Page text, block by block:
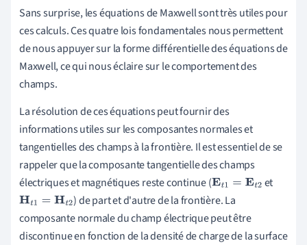
Sans surprise, les équations de Maxwell sont très utiles pour
ces calculs. Ces quatre lois fondamentales nous permettent
de nous appuyer sur la forme différentielle des équations de
Maxwell, ce qui nous éclaire sur le comportement des
champs.
La résolution de ces équations peut fournir des
informations utiles sur les composantes normales et
tangentielles des champs à la frontière. Il est essentiel de se
rappeler que la composante tangentielle des champs
électriques et magnétiques reste continue (Et1= Et2
et
Ht1= Ht2
) de part et d'autre de la frontière. La
composante normale du champ électrique peut être
discontinue en fonction de la densité de charge de la surface